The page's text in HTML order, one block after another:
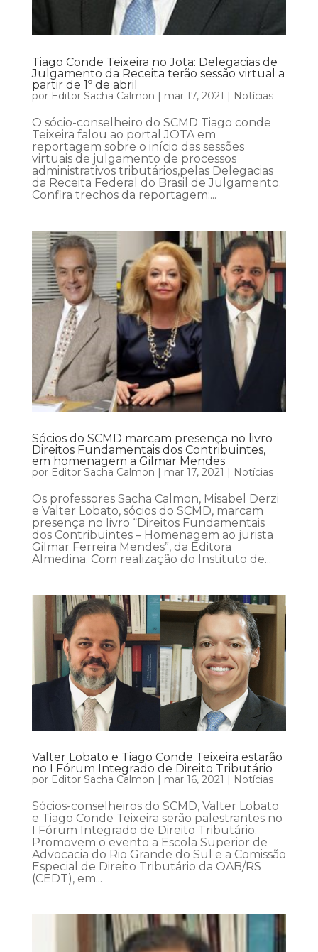
Tiago Conde Teixeira no Jota: Delegacias de
Julgamento da Receita terão sessão virtual a
partir de 1º de abril
por Editor Sacha Calmon | mar 17, 2021 | Notícias
O sócio-conselheiro do SCMD Tiago conde
Teixeira falou ao portal JOTA em
reportagem sobre o início das sessões
virtuais de julgamento de processos
administrativos tributários,pelas Delegacias
da Receita Federal do Brasil de Julgamento.
Confira trechos da reportagem:...
Sócios do SCMD marcam presença no livro
Direitos Fundamentais dos Contribuintes,
em homenagem a Gilmar Mendes
por Editor Sacha Calmon mar 17, 2021 Notícias
Os professores Sacha Calmon, Misabel Derzi
e Valter Lobato, sócios do SCMD, marcam
presença no livro “Direitos Fundamentais
dos Contribuintes – Homenagem ao jurista
Gilmar Ferreira Mendes”, da Editora
Almedina. Com realização do Instituto de...
Valter Lobato e Tiago Conde Teixeira estarão
no I Fórum Integrado de Direito Tributário
por Editor Sacha Calmon | mar 16, 2021 | Notícias
Sócios-conselheiros do SCMD, Valter Lobato
e Tiago Conde Teixeira serão palestrantes no
I Fórum Integrado de Direito Tributário.
Promovem o evento a Escola Superior de
Advocacia do Rio Grande do Sul e a Comissão
Especial de Direito Tributário da OAB/RS
(CEDT), em...